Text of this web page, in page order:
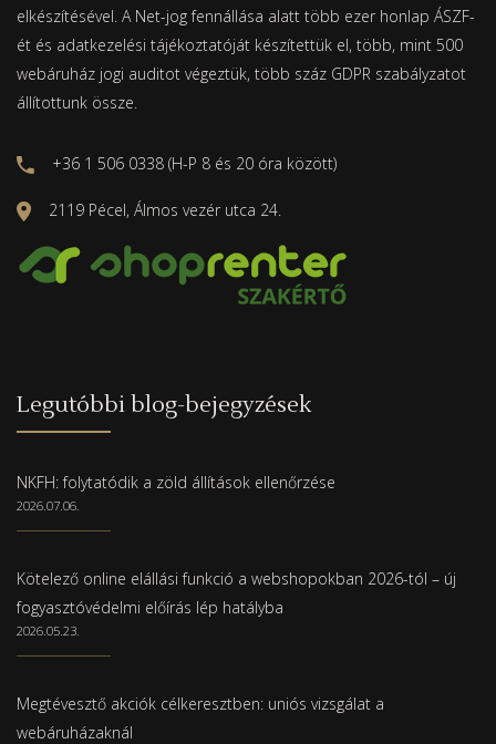
elkészítésével. A Net-jog fennállása alatt több ezer honlap ÁSZF-
ét és adatkezelési tájékoztatóját készítettük el, több, mint 500
webáruház jogi auditot végeztük, több száz GDPR szabályzatot
állítottunk össze.
+36 1 506 0338 (H-P 8 és 20 óra között)
2119 Pécel, Álmos vezér utca 24.
Legutóbbi blog-bejegyzések
NKFH: folytatódik a zöld állítások ellenőrzése
2026.07.06.
Kötelező online elállási funkció a webshopokban 2026-tól – új
fogyasztóvédelmi előírás lép hatályba
2026.05.23.
Megtévesztő akciók célkeresztben: uniós vizsgálat a
webáruházaknál